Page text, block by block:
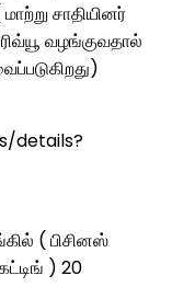
சாதியினர்
வழங்குவதால்
details?
( பிசினஸ்
) 20